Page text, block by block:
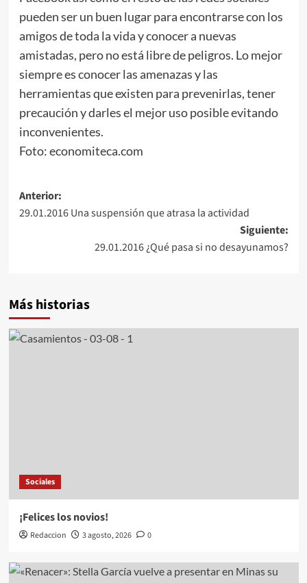
pueden ser un buen lugar para encontrarse con los
amigos de toda la vida y conocer a nuevas
amistadas, pero no está libre de peligros. Lo mejor
siempre es conocer las amenazas y las
herramientas que existen para prevenirlas, tener
precaución y darles el mejor uso posible evitando
inconvenientes.
Foto: economiteca.com
Navegación
de
entradas
Anterior:
29.01.2016 Una suspensión que atrasa la actividad
Siguiente:
29.01.2016 ¿Qué pasa si no desayunamos?
Más historias
Sociales
¡Felices los novios!
Redaccion 3 agosto, 2026 0